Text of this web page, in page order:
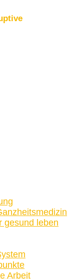
gesund leben
Arbeit